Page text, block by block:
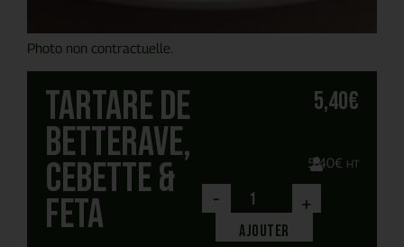
Photo non contractuelle.
Tartare de
betterave,
cebette &
feta
5,40€
5,40€ HT
- +
Ajouter